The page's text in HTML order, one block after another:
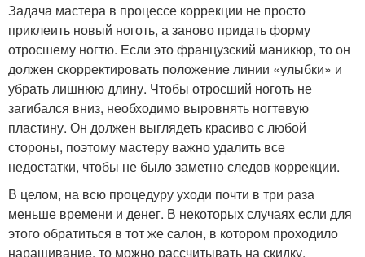
Задача мастера в процессе коррекции не просто
приклеить новый ноготь, а заново придать форму
отросшему ногтю. Если это французский маникюр, то он
должен скорректировать положение линии «улыбки» и
убрать лишнюю длину. Чтобы отросший ноготь не
загибался вниз, необходимо выровнять ногтевую
пластину. Он должен выглядеть красиво с любой
стороны, поэтому мастеру важно удалить все
недостатки, чтобы не было заметно следов коррекции.
В целом, на всю процедуру уходи почти в три раза
меньше времени и денег. В некоторых случаях если для
этого обратиться в тот же салон, в котором проходило
наращивание, то можно рассчитывать на скидку.